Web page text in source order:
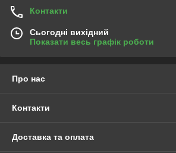
Контакти
Сьогодні вихідний
Показати весь графік роботи
Про нас
Контакти
Доставка та оплата